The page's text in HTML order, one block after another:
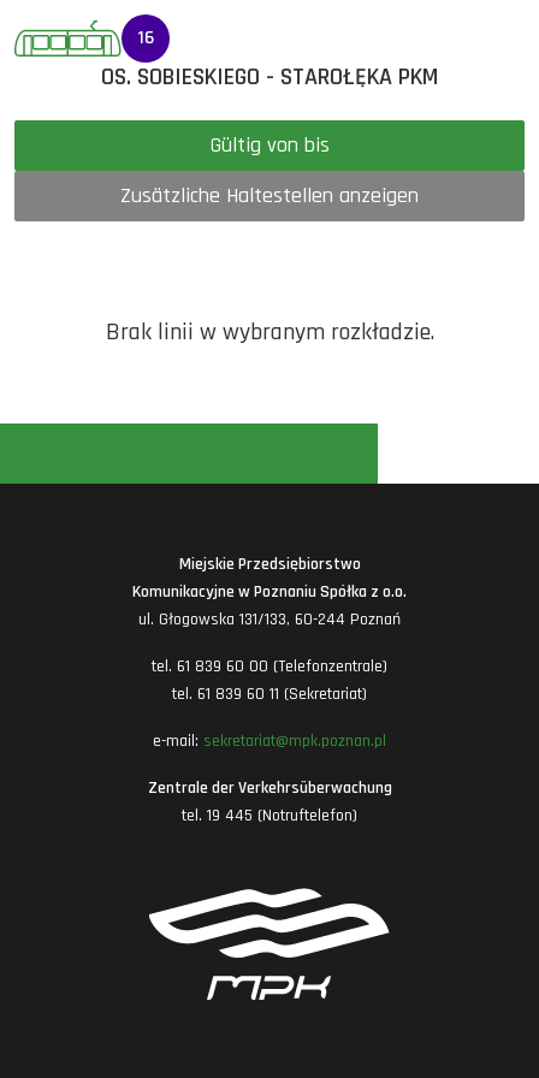
16
OS. SOBIESKIEGO - STAROŁĘKA PKM
Gültig von bis
Zusätzliche Haltestellen anzeigen
Brak linii w wybranym rozkładzie.
Miejskie Przedsiębiorstwo
Komunikacyjne w Poznaniu Spółka z o.o.
ul. Głogowska 131/133, 60-244 Poznań
tel. 61 839 60 00 (Telefonzentrale)
tel. 61 839 60 11 (Sekretariat)
e-mail: sekretariat@mpk.poznan.pl
Zentrale der Verkehrsüberwachung
tel. 19 445 (Notruftelefon)